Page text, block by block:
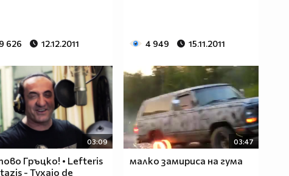
9 626 12.12.2011 4 949 15.11.2011
03:09
Гръцко! • Lefteris
- Tyxaio de
03:47
малко замириса на гума